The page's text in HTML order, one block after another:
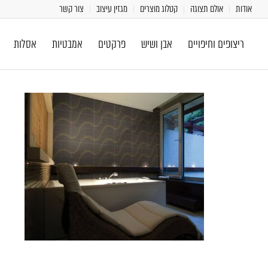
אודות אולם תצוגה קטלוג מוצרים מגזין עיצוב צור קשר
ריצופים וחיפויים אבן ושיש פרקטים אמבטיות אסלות